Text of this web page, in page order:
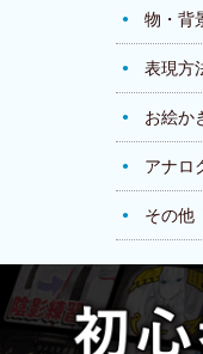
物・背
表現方
お絵か
アナロ
その他